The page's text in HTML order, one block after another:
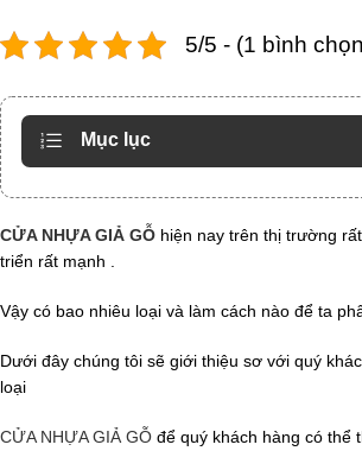
5/5 - (1 bình
Mục lục
CỬA NHỰA GIẢ GỖ hiện nay trên thị trường
triển rất mạnh .
Vậy có bao nhiêu loại và làm cách nào để ta
Dưới đây chúng tôi sẽ giới thiệu sơ với quý
loại
CỬA NHỰA GIẢ GỖ để quý khách hàng có thể